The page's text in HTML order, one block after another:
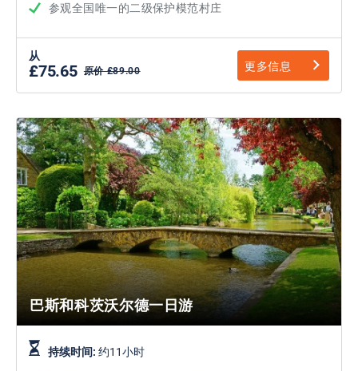
参观全国唯一的二级保护模范村庄
从
£75.65 原价 £89.00 更多信息
巴斯和科茨沃尔德一日游
持续时间: 约11小时